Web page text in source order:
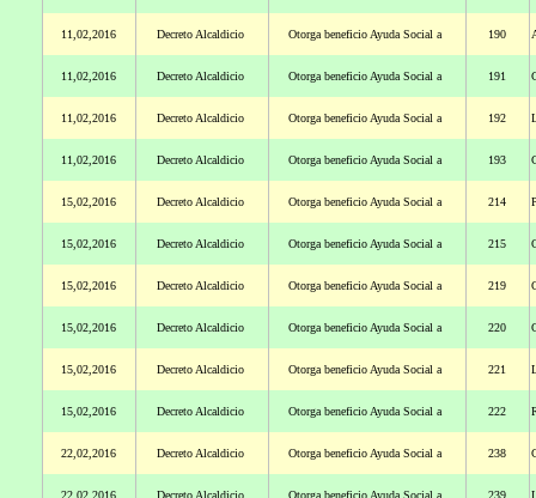
11,02,2016 Decreto Alcaldicio Otorga beneficio Ayuda Social a 190
11,02,2016 Decreto Alcaldicio Otorga beneficio Ayuda Social a 191
11,02,2016 Decreto Alcaldicio Otorga beneficio Ayuda Social a 192
11,02,2016 Decreto Alcaldicio Otorga beneficio Ayuda Social a 193
15,02,2016 Decreto Alcaldicio Otorga beneficio Ayuda Social a 214
15,02,2016 Decreto Alcaldicio Otorga beneficio Ayuda Social a 215
15,02,2016 Decreto Alcaldicio Otorga beneficio Ayuda Social a 219
15,02,2016 Decreto Alcaldicio Otorga beneficio Ayuda Social a 220
15,02,2016 Decreto Alcaldicio Otorga beneficio Ayuda Social a 221
15,02,2016 Decreto Alcaldicio Otorga beneficio Ayuda Social a 222
22,02,2016 Decreto Alcaldicio Otorga beneficio Ayuda Social a 238
22,02,2016 Decreto Alcaldicio Otorga beneficio Ayuda Social a 239